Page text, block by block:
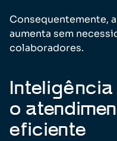
Consequentemente,
aumenta sem
colaboradores.
o
eficiente